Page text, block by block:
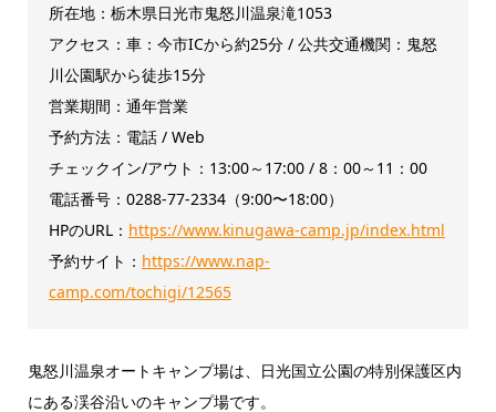
所在地：栃木県日光市鬼怒川温泉滝1053
アクセス：車：今市ICから約25分 / 公共交通機関：鬼怒
川公園駅から徒歩15分
営業期間：通年営業
予約方法：電話 / Web
チェックイン/アウト：13:00～17:00 / 8：00～11：00
電話番号：0288-77-2334（9:00〜18:00）
HPのURL： https://www.kinugawa-camp.jp/index.html
予約サイト： https://www.nap-
camp.com/tochigi/12565
鬼怒川温泉オートキャンプ場は、日光国立公園の特別保護区内
にある渓谷沿いのキャンプ場です。